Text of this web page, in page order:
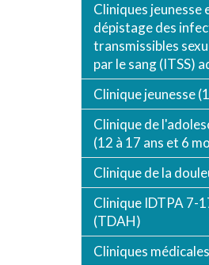
Cliniques jeunesse
dépistage des
transmissibles
par le sang (ITSS)
Clinique jeunesse
Clinique de
(12 à 17 ans et 6
Clinique de la
Clinique IDTPA 7-
(TDAH)
Cliniques médicales